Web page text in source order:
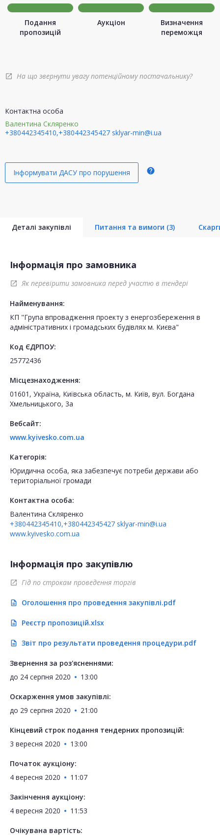
Подання
пропозицій
Аукціон
Визначення
переможця
open_in_new На що звернути увагу потенційному постачальнику?
Контактна особа
Валентина Скляренко
+380442345410,+380442345427 sklyar-min@i.ua
Інформувати ДАСУ про порушення help
Деталі закупівлі Питання та вимоги (3)
Інформація про замовника
open_in_new Як перевірити замовника перед участю в тендері
Найменування:
КП "Група впровадження проекту з енергозбереження в
адміністративних і громадських будівлях м. Києва"
Код ЄДРПОУ:
25772436
Місцезнаходження:
01601, Україна, Київська область, м. Київ, вул. Богдана
Хмельницького, 3а
Вебсайт:
www.kyivesko.com.ua
Категорія:
Юридична особа, яка забезпечує потреби держави або
територіальної громади
Контактна особа:
Валентина Скляренко
+380442345410,+380442345427 sklyar-min@i.ua
www.kyivesko.com.ua
Інформація про закупівлю
open_in_new Гід по строкам проведення торгів
description Оголошення про проведення закупівлі.pdf
description Реєстр пропозицій.xlsx
description Звіт про результати проведення процедури.pdf
Звернення за роз'ясненнями:
до 24 серпня 2020 13:00
Оскарження умов закупівлі:
до 29 серпня 2020 21:00
Кінцевий строк подання тендерних пропозицій:
3 вересня 2020
13:00
Початок аукціону:
4 вересня 2020
11:07
Закінчення аукціону:
4 вересня 2020
11:53
Очікувана вартість: